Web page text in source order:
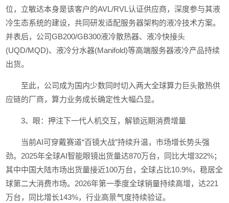
位，立敏达本身是该客户的AVL/RVL认证供应商，深度参与其液
冷生态系统的建设，共同研发适配服务器架构的液冷技术方案。
并表后，公司GB200/GB300液冷散热器、液冷快接头
(UQD/MQD)、液冷分水器(Manifold)等高端服务器液冷产品持续
出货。
至此，公司成为国内少数同时切入两大全球算力巨头散热供
应链的厂商，算力业务成长确定性大幅凸显。
3、眼：押注下一代人机交互，解锁远期消费增量
当前AI可穿戴赛道“百镜大战”持续升温，市场增长势头强
劲。2025年全球AI智能眼镜出货量达870万台，同比大增322%；
其中中国大陆市场出货量接近100万台，全球占比10.9%，稳居全
球第二大消费市场。2026年第一季度全球销量持续高增，达221
万台，同比增长143%，行业高景气度持续验证。